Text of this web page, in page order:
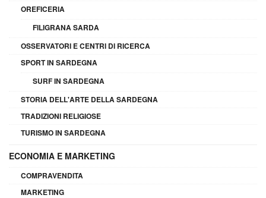
OREFICERIA
FILIGRANA SARDA
OSSERVATORI E CENTRI DI RICERCA
SPORT IN SARDEGNA
SURF IN SARDEGNA
STORIA DELL'ARTE DELLA SARDEGNA
TRADIZIONI RELIGIOSE
TURISMO IN SARDEGNA
ECONOMIA E MARKETING
COMPRAVENDITA
MARKETING